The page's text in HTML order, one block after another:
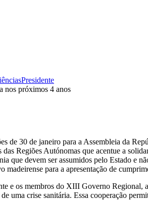
Presidente
nos próximos 4 anos
de 30 de janeiro para a Assembleia da
Regiões Autónomas que acentue a
que devem ser assumidos pelo Estado
para a apresentação de
e os membros do XIII Governo
uma crise sanitária. Essa cooperação